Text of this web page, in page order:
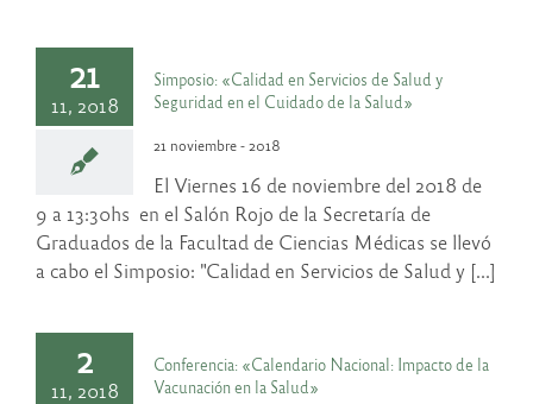
21
11, 2018
Simposio: «Calidad en Servicios de Salud y
Seguridad en el Cuidado de la Salud»
21 noviembre - 2018
El Viernes 16 de noviembre del 2018 de
9 a 13:30hs en el Salón Rojo de la Secretaría de
Graduados de la Facultad de Ciencias Médicas se llevó
a cabo el Simposio: "Calidad en Servicios de Salud y [...]
2
11, 2018
Conferencia: «Calendario Nacional: Impacto de la
Vacunación en la Salud»